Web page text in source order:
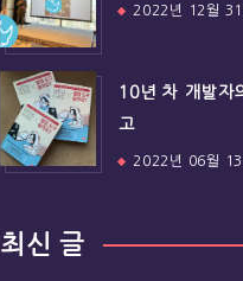
2022년 12월 31
10년 차 개발자
고
2022년 06월 13
최신 글